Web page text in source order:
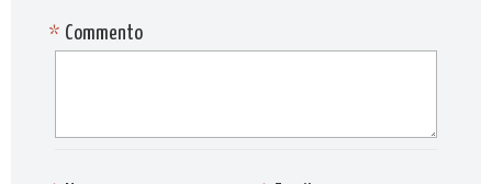
Commento
*